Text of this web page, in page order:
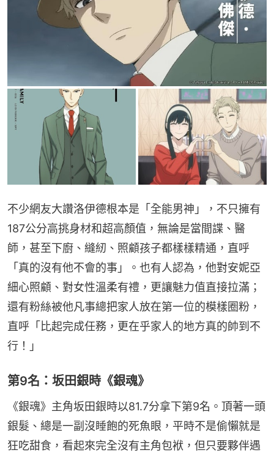
不少網友大讚洛伊德根本是「全能男神」，不只擁有
187公分高挑身材和超高顏值，無論是當間諜、醫
師，甚至下廚、縫紉、照顧孩子都樣樣精通，直呼
「真的沒有他不會的事」。也有人認為，他對安妮亞
細心照顧、對女性溫柔有禮，更讓魅力值直接拉滿；
還有粉絲被他凡事總把家人放在第一位的模樣圈粉，
直呼「比起完成任務，更在乎家人的地方真的帥到不
行！」
第9名：坂田銀時《銀魂》
《銀魂》主角坂田銀時以81.7分拿下第9名。頂著一頭
銀髮、總是一副沒睡飽的死魚眼，平時不是偷懶就是
狂吃甜食，看起來完全沒有主角包袱，但只要夥伴遇